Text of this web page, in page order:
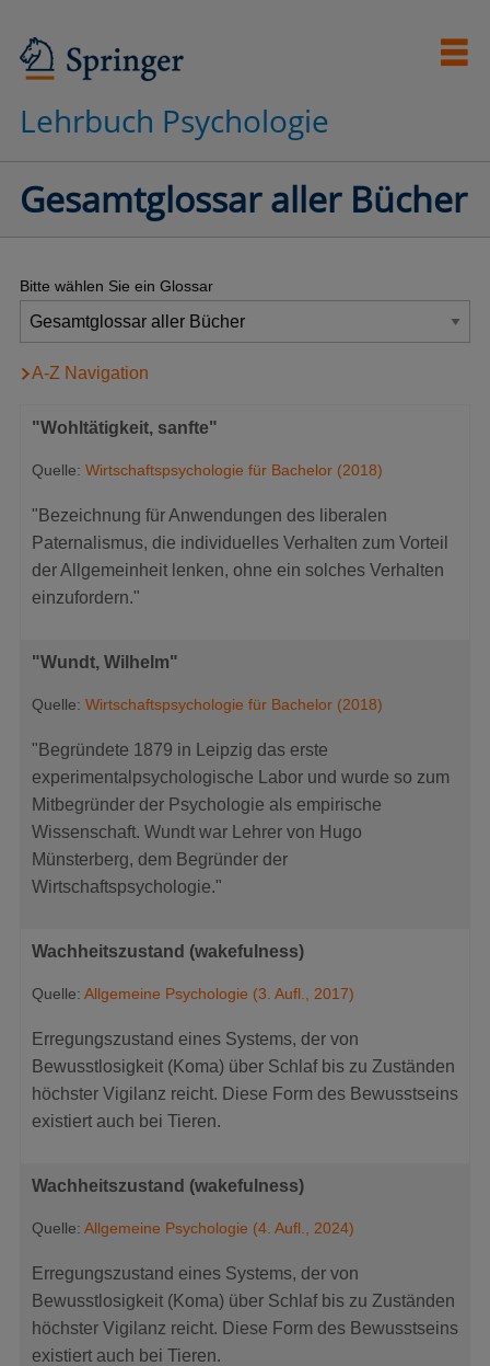
Lehrbuch Psychologie
Gesamtglossar aller Bücher
Bitte wählen Sie ein Glossar
A-Z Navigation
"Wohltätigkeit, sanfte"
Quelle: Wirtschaftspsychologie für Bachelor (2018)
"Bezeichnung für Anwendungen des liberalen
Paternalismus, die individuelles Verhalten zum Vorteil
der Allgemeinheit lenken, ohne ein solches Verhalten
einzufordern."
"Wundt, Wilhelm"
Quelle: Wirtschaftspsychologie für Bachelor (2018)
"Begründete 1879 in Leipzig das erste
experimentalpsychologische Labor und wurde so zum
Mitbegründer der Psychologie als empirische
Wissenschaft. Wundt war Lehrer von Hugo
Münsterberg, dem Begründer der
Wirtschaftspsychologie."
Wachheitszustand (wakefulness)
Quelle: Allgemeine Psychologie (3. Aufl., 2017)
Erregungszustand eines Systems, der von
Bewusstlosigkeit (Koma) über Schlaf bis zu Zuständen
höchster Vigilanz reicht. Diese Form des Bewusstseins
existiert auch bei Tieren.
Wachheitszustand (wakefulness)
Quelle: Allgemeine Psychologie (4. Aufl., 2024)
Erregungszustand eines Systems, der von
Bewusstlosigkeit (Koma) über Schlaf bis zu Zuständen
höchster Vigilanz reicht. Diese Form des Bewusstseins
existiert auch bei Tieren.